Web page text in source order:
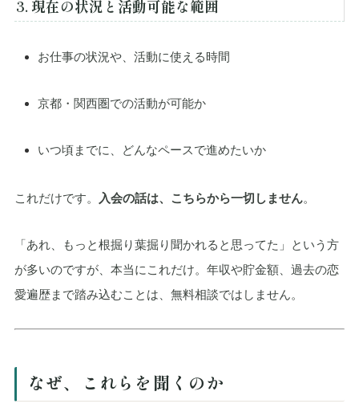
3. 現在の状況と活動可能な範囲
お仕事の状況や、活動に使える時間
京都・関西圏での活動が可能か
いつ頃までに、どんなペースで進めたいか
これだけです。 入会の話は、こちらから一切しません。
「あれ、もっと根掘り葉掘り聞かれると思ってた」という方
が多いのですが、本当にこれだけ。年収や貯金額、過去の恋
愛遍歴まで踏み込むことは、無料相談ではしません。
なぜ、これらを聞くのか